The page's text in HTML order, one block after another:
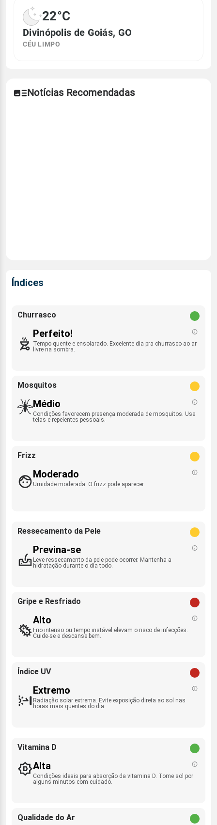
22°C
Divinópolis de Goiás, GO
CÉU LIMPO
Notícias Recomendadas
Índices
Churrasco
Perfeito!
Tempo quente e ensolarado. Excelente dia pra churrasco ao ar
livre na sombra.
Mosquitos
Médio
Condições favorecem presença moderada de mosquitos. Use
telas e repelentes pessoais.
Frizz
Moderado
Umidade moderada. O frizz pode aparecer.
Ressecamento da Pele
Previna-se
Leve ressecamento da pele pode ocorrer. Mantenha a
hidratação durante o dia todo.
Gripe e Resfriado
Alto
Frio intenso ou tempo instável elevam o risco de infecções.
Cuide-se e descanse bem.
Índice UV
Extremo
Radiação solar extrema. Evite exposição direta ao sol nas
horas mais quentes do dia.
Vitamina D
Alta
Condições ideais para absorção da vitamina D. Tome sol por
alguns minutos com cuidado.
Qualidade do Ar